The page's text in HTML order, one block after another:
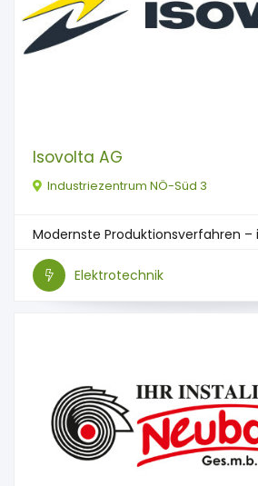
Isovolta AG
Industriezentrum NÖ-Süd 3
Modernste Produktionsverfahren –
Elektrotechnik